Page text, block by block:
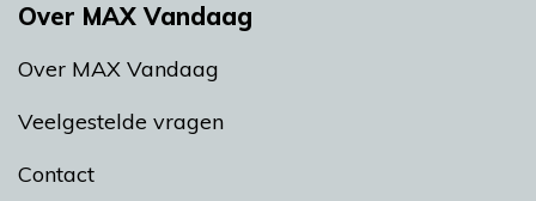
Over MAX Vandaag
Over MAX Vandaag
Veelgestelde vragen
Contact